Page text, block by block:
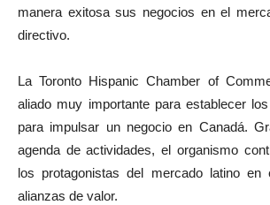
manera exitosa sus negocios en el
directivo.
La Toronto Hispanic Chamber of
aliado muy importante para establecer
para impulsar un negocio en Canadá.
agenda de actividades, el organismo
los protagonistas del mercado latino
alianzas de valor.